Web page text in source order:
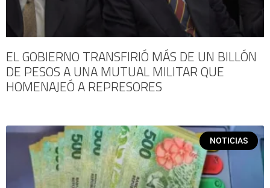
EL GOBIERNO TRANSFIRIÓ MÁS DE UN BILLÓN
DE PESOS A UNA MUTUAL MILITAR QUE
HOMENAJEÓ A REPRESORES
NOTICIAS